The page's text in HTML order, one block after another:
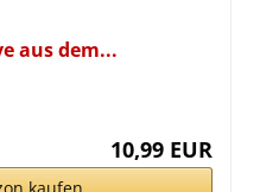
aus dem...
10,99 EUR